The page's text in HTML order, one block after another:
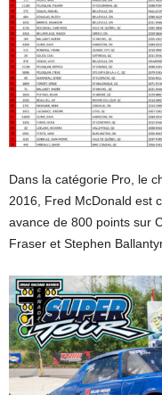
Dans la catégorie Pro, le
2016, Fred McDonald est
avance de 800 points sur
Fraser et Stephen